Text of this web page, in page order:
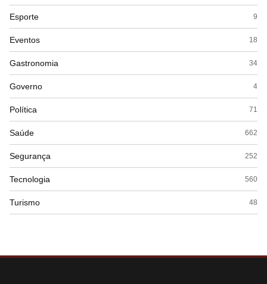
Esporte 9
Eventos 18
Gastronomia 34
Governo 4
Política 71
Saúde 662
Segurança 252
Tecnologia 560
Turismo 48